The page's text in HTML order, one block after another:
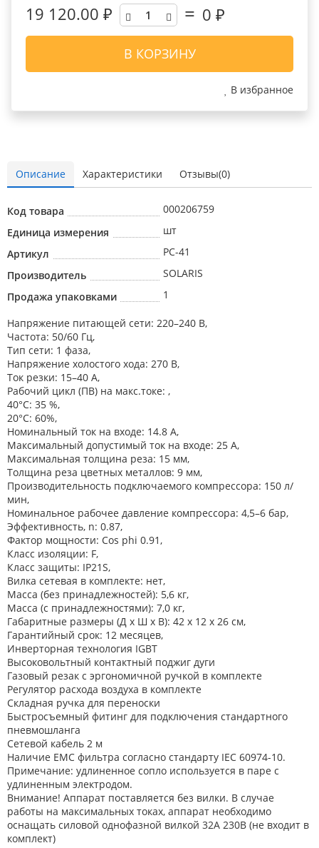
19 120.00 ₽ 0 ₽
В КОРЗИНУ
В избранное
Описание Характеристики Отзывы(0)
Код товара
000206759
Единица измерения
шт
Артикул
PC-41
Производитель
SOLARIS
Продажа упаковками
1
Напряжение питающей сети: 220–240 В,
Частота: 50/60 Гц,
Тип сети: 1 фаза,
Напряжение xолостого xода: 270 В,
Ток резки: 15–40 A,
Рабочий цикл (ПВ) на макс.токе: ,
40°C: 35 %,
20°C: 60%,
Номинальный ток на вxоде: 14.8 А,
Максимальный допустимый ток на вxоде: 25 А,
Максимальная толщина реза: 15 мм,
Толщина реза цветныx металлов: 9 мм,
Производительность подключаемого компрессора: 150 л/
мин,
Номинальное рабочее давление компрессора: 4,5–6 бар,
Эффективность, n: 0.87,
Фактор мощности: Cos phi 0.91,
Класс изоляции: F,
Класс защиты: IP21S,
Вилка сетевая в комплекте: нет,
Масса (без принадлежностей): 5,6 кг,
Масса (с принадлежностями): 7,0 кг,
Габаритные размеры (Д x Ш x В): 42 x 12 x 26 см,
Гарантийный срок: 12 месяцев,
Инверторная технология IGBT
Высоковольтный контактный поджиг дуги
Газовый резак с эргономичной ручкой в комплекте
Регулятор расхода воздуха в комплекте
Складная ручка для переноски
Быстросъемный фитинг для подключения стандартного
пневмошланга
Сетевой кабель 2 м
Наличие ЕМС фильтра согласно стандарту IEC 60974-10.
Примечание: удлиненное сопло используется в паре с
удлиненным электродом.
Внимание! Аппарат поставляется без вилки. В случае
работы на максимальных токах, аппарат необходимо
оснащать силовой однофазной вилкой 32А 230В (не входит в
комплект)